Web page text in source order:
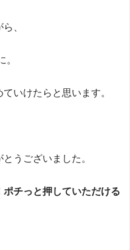
、
。
いけたらと思います。
うございました。
チっと押していただける